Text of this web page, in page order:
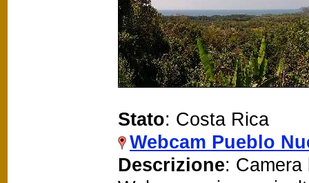
Stato: Costa Rica
Webcam Pueblo
Descrizione: